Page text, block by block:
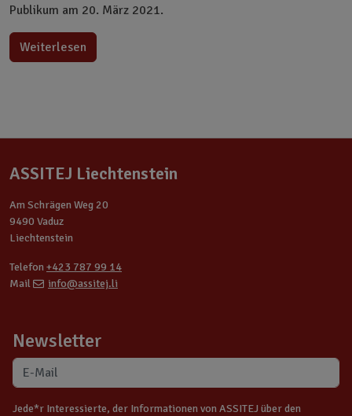
Publikum am 20. März 2021.
Weiterlesen
ASSITEJ Liechtenstein
Am Schrägen Weg 20
9490 Vaduz
Liechtenstein
Telefon+423 787 99 14
Mail
info@assitej.li
Newsletter
Jede*r Interessierte, der Informationen von ASSITEJ über den